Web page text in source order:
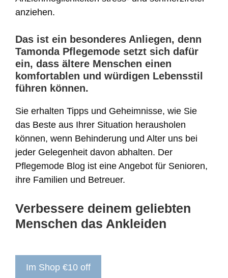
anziehen.
Das ist ein besonderes Anliegen, denn
Tamonda Pflegemode setzt sich dafür
ein, dass ältere Menschen einen
komfortablen und würdigen Lebensstil
führen können.
Sie erhalten Tipps und Geheimnisse, wie Sie
das Beste aus Ihrer Situation herausholen
können, wenn Behinderung und Alter uns bei
jeder Gelegenheit davon abhalten. Der
Pflegemode Blog ist eine Angebot für Senioren,
ihre Familien und Betreuer.
Verbessere deinem geliebten
Menschen das Ankleiden
Im Shop €10 off